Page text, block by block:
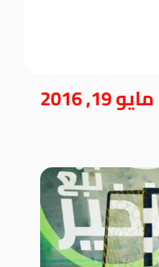
مايو 19, 2016